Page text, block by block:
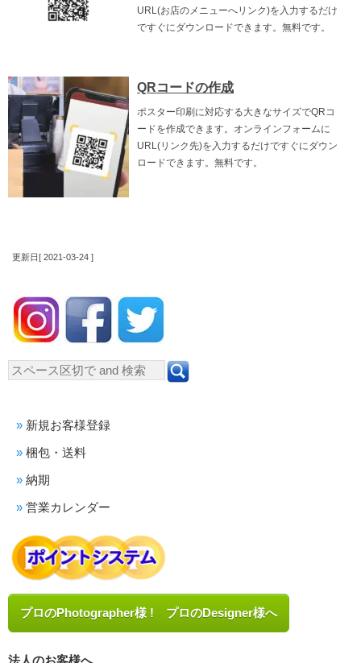
URL(お店のメニューへリンク)を入力するだけ
ですぐにダウンロードできます。無料です。
QRコードの作成
ポスター印刷に対応する大きなサイズでQRコ
ードを作成できます。オンラインフォームに
URL(リンク先)を入力するだけですぐにダウン
ロードできます。無料です。
更新日[ 2021-03-24 ]
新規お客様登録
梱包・送料
納期
営業カレンダー
プロのPhotographer様 ! プロのDesigner様へ
法人のお客様へ